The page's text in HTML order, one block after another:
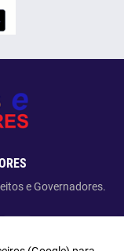
e Governadores.